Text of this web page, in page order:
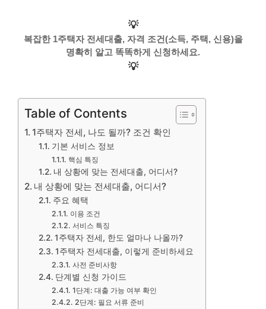
💡
복잡한 1주택자 전세대출, 자격 조건(소득, 주택, 신용)을
명확히 알고 똑똑하게 신청하세요.
💡
Table of Contents
1주택자 전세, 나도 될까? 조건 확인
기본 서비스 정보
핵심 특징
내 상황에 맞는 전세대출, 어디서?
내 상황에 맞는 전세대출, 어디서?
주요 혜택
이용 조건
서비스 특징
1주택자 전세, 한도 얼마나 나올까?
1주택자 전세대출, 이렇게 준비하세요
사전 준비사항
단계별 신청 가이드
1단계: 대출 가능 여부 확인
2단계: 필요 서류 준비